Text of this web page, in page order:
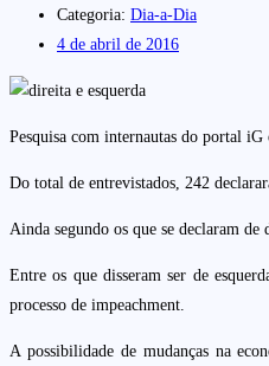
Categoria: Dia-a-Dia
4 de abril de 2016
Pesquisa com internautas do portal
Do total de entrevistados, 242
Ainda segundo os que se declaram
Entre os que disseram ser de
processo de impeachment.
A possibilidade de mudanças na